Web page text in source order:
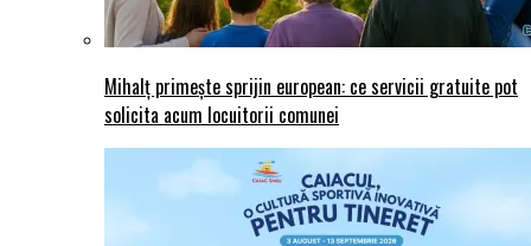
Mihalț primește sprijin european: ce servicii gratuite pot
solicita acum locuitorii comunei